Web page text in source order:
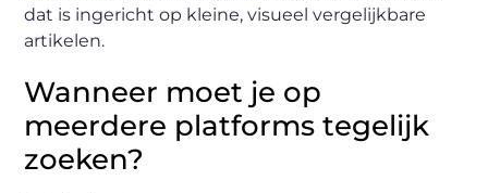
dat is ingericht op kleine, visueel vergelijkbare
artikelen.
Wanneer moet je op
meerdere platforms tegelijk
zoeken?